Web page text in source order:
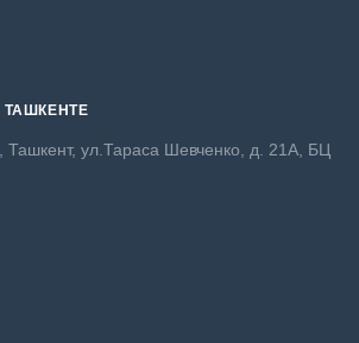
Ташкент, ул.Тараса Шевченко, д. 21А, БЦ